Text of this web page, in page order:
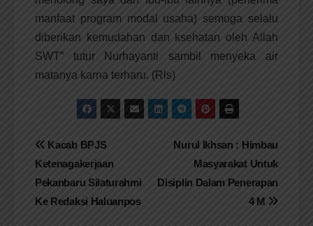
manfaat program modal usaha) semoga selalu
diberikan kemudahan dan ksehatan oleh Allah
SWT” tutur Nurhayanti sambil menyeka air
matanya karna terharu. (Rls)
Navigasi
pos
Nurul Ikhsan : Himbau
Masyarakat Untuk
Disiplin Dalam Penerapan
4 M
Kacab BPJS
Ketenagakerjaan
Pekanbaru Silaturahmi
Ke Redaksi Haluanpos